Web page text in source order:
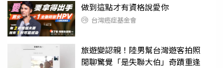
做到這點才有資格說愛你
台灣癌症基金會
旅遊變認親！陸男幫台灣遊客拍照
閒聊驚覺「是失聯大伯」奇蹟重逢